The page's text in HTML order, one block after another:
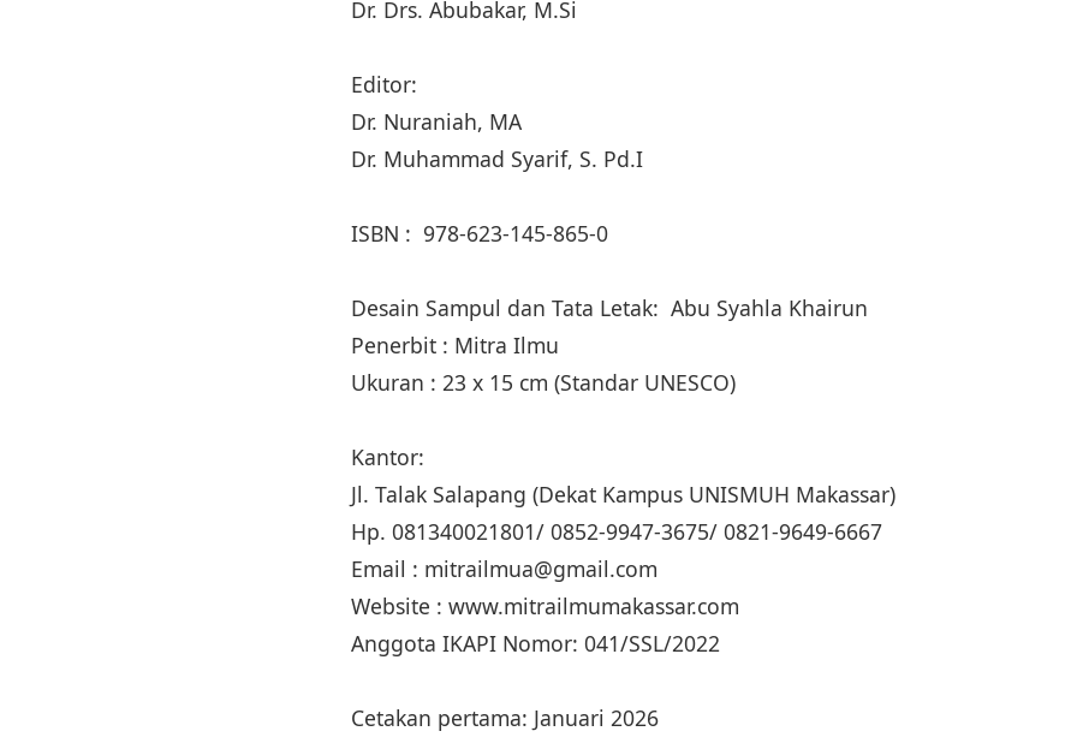
Dr. Drs. Abubakar, M.Si
Editor:
Dr. Nuraniah, MA
Dr. Muhammad Syarif, S. Pd.I
ISBN : 978-623-145-865-0
Desain Sampul dan Tata Letak: Abu Syahla Khairun
Penerbit : Mitra Ilmu
Ukuran : 23 x 15 cm (Standar UNESCO)
Kantor:
Jl. Talak Salapang (Dekat Kampus UNISMUH Makassar)
Hp. 081340021801/ 0852-9947-3675/ 0821-9649-6667
Email : mitrailmua@gmail.com
Website : www.mitrailmumakassar.com
Anggota IKAPI Nomor: 041/SSL/2022
Cetakan pertama: Januari 2026